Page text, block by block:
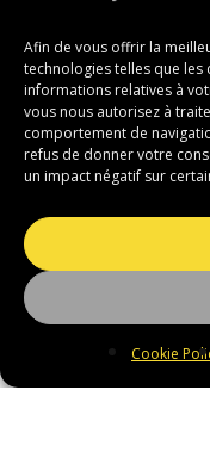
Afin de vous offrir la
technologies telles que
informations relatives à
vous nous autorisez à
comportement de
refus de donner votre
un impact négatif sur
Cookie
départ